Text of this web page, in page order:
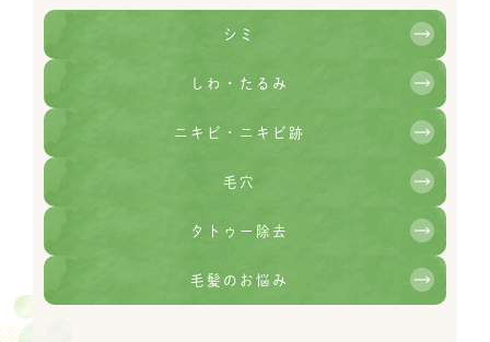
シミ
しわ・たるみ
ニキビ・ニキビ跡
毛穴
タトゥー除去
毛髪のお悩み